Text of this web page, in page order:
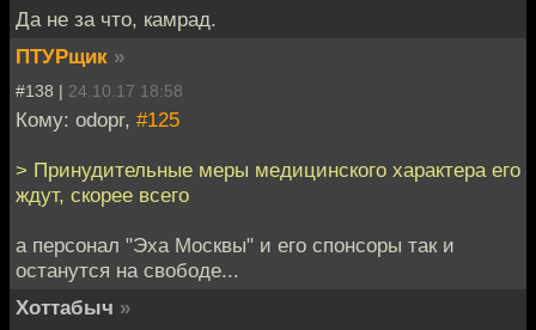
Да не за что, камрад.
ПТУРщик »
#138 | 24.10.17 18:58
Кому: odopr, #125
> Принудительные меры медицинского характера его
ждут, скорее всего
а персонал "Эха Москвы" и его спонсоры так и
останутся на свободе...
Хоттабыч »